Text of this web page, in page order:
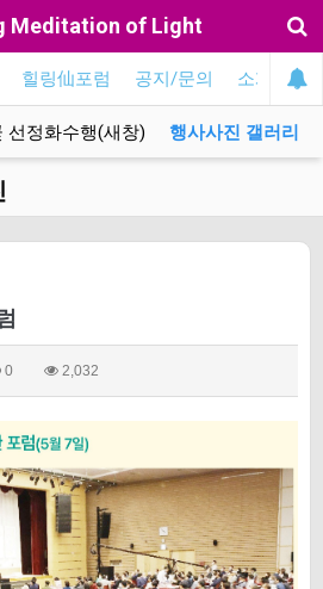
Meditation of Light
힐링仙포럼 공지/문의 소개
선정화수행(새창) 행사사진 갤러리
0 2,032